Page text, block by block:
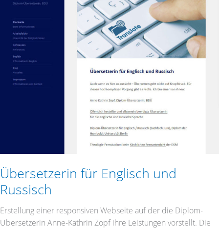
Übersetzerin für Englisch und
Russisch
Erstellung einer responsiven Webseite auf der die Diplom-
Übersetzerin Anne-Kathrin Zopf ihre Leistungen vorstellt. Die
und
Russisch